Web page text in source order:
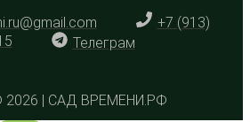
+7 (913)
Телеграм
2026 | САД ВРЕМЕНИ.РФ